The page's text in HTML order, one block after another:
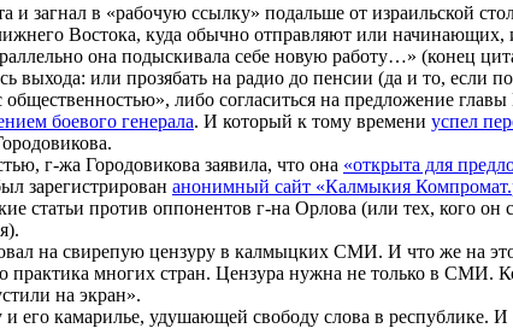
и загнал в «рабочую ссылку» подальше от израильской
Востока, куда обычно отправляют или начинающих,
она подыскивала себе новую работу…» (конец
или прозябать на радио до пенсии (да и то, если
либо согласиться на предложение
боевого генерала. И который к тому времени успел
г-жа Городовикова заявила, что она «открыта для
зарегистрирован анонимный сайт «Калмыкия
статьи против оппонентов г-на Орлова (или тех, кого он
на свирепую цензуру в калмыцких СМИ. И что же на
практика многих стран. Цензура нужна не только в СМИ.
на экран».
его камарилье, удушающей свободу слова в республике.